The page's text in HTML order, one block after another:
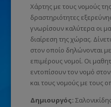
Χάρτης με τους νομούς
δραστηριότητες
γνωρίσουν καλύτερα οι
διαίρεση της χώρας.
στον οποίο δηλώνονται
επιμέρους νομοί. Οι
εντοπίσουν τον νομό
και τους νομούς με τους
Δημιουργός: